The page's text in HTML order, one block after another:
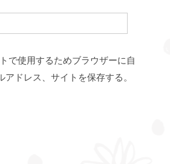
で使用するためブラウザーに自
アドレス、サイトを保存する。